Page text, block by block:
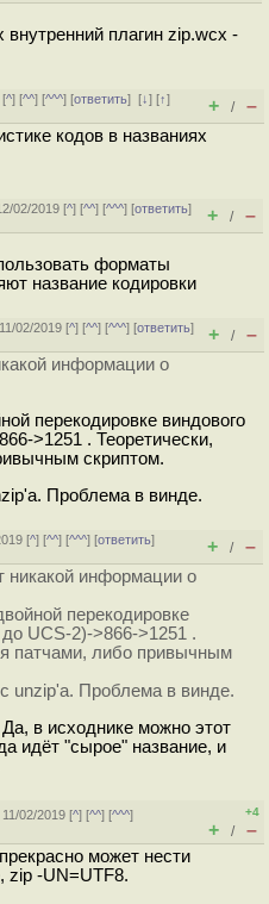
внутренний плагин zip.wcx -
[^] [^^] [^^^] [ответить][↓] [↑]
+ / –
кодов в названиях
02/2019 [^] [^^] [^^^] [ответить]
+ / –
форматы
название кодировки
02/2019 [^] [^^] [^^^] [ответить]
+ / –
информации о
перекодировке виндового
>1251 . Теоретически,
скриптом.
Проблема в винде.
[^] [^^] [^^^] [ответить]
+ / –
никакой информации о
перекодировке
UCS-2)->866->1251 .
патчами, либо привычным
unzip'а. Проблема в винде.
в исходнике можно этот
идёт "сырое" название, и
02/2019 [^] [^^] [^^^]
+4
+ / –
может нести
zip -UN=UTF8.